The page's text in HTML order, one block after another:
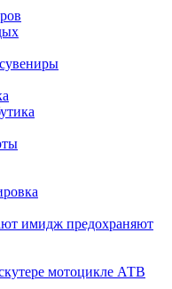
имидж предохраняют
мотоцикле АТВ